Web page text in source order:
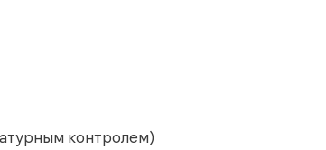
контролем)